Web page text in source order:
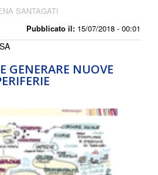
Pubblicato il: 15/07/2018 - 00:01
SANTAGATI
GENERARE NUOVE